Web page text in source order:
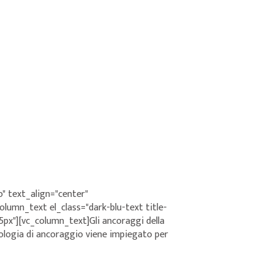
text_align="center"
el_class="dark-blu-text title-
ancoraggi della
di ancoraggio viene impiegato per